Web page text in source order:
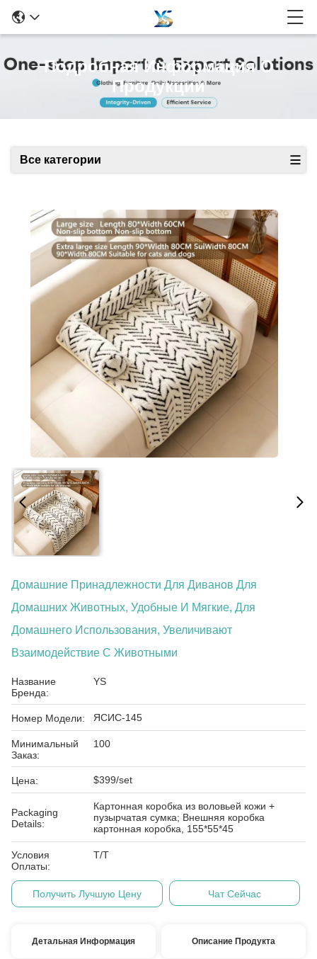
Подробная Информация О
Продукции
Все категории
Домашние Принадлежности Для Диванов Для
Домашних Животных, Удобные И Мягкие, Для
Домашнего Использования, Увеличивают
Взаимодействие С Животными
Название
Бренда:
YS
Номер Модели: ЯСИС-145
Минимальный
Заказ:
100
Цена: $399/set
Packaging
Details:
Картонная коробка из воловьей кожи +
пузырчатая сумка; Внешняя коробка
картонная коробка, 155*55*45
Условия
Оплаты:
Т/Т
Получить Лучшую Цену Чат Сейчас
Детальная Информация Описание Продукта